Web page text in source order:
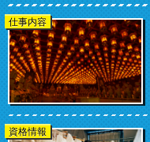
仕事内容
資格情報